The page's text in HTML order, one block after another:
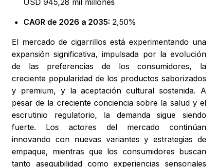
USD 945,28 mil millones
CAGR de 2026 a 2035: 2,50%
El mercado de cigarrillos está experimentando una
expansión significativa, impulsada por la evolución
de las preferencias de los consumidores, la
creciente popularidad de los productos saborizados
y premium, y la aceptación cultural sostenida. A
pesar de la creciente conciencia sobre la salud y el
escrutinio regulatorio, la demanda sigue siendo
fuerte. Los actores del mercado continúan
innovando con nuevas variantes y estrategias de
empaque, mientras que los consumidores buscan
tanto asequibilidad como experiencias sensoriales